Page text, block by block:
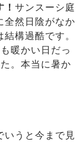
サンスーシ庭
全然日陰がなか
構過酷です。
暖かい日だっ
。本当に暑か
いうと今まで見